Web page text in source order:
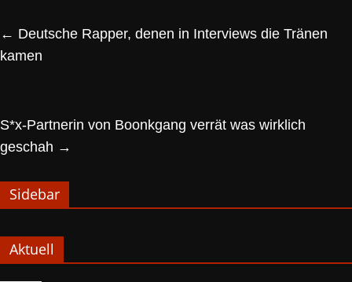
← Deutsche Rapper, denen in Interviews die Tränen
kamen
S*x-Partnerin von Boonkgang verrät was wirklich
geschah →
Sidebar
Aktuell